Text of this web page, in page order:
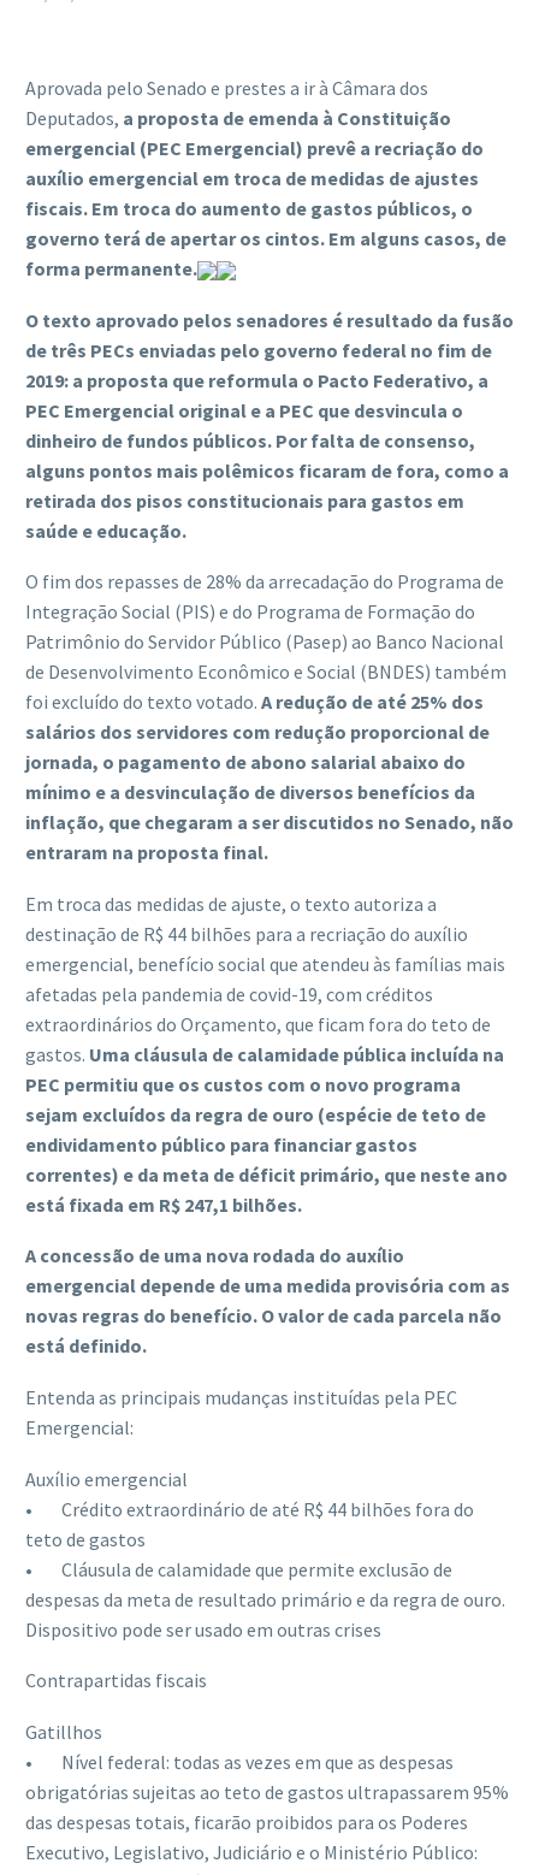
Aprovada pelo Senado e prestes a ir à Câmara dos
Deputados, a proposta de emenda à Constituição
emergencial (PEC Emergencial) prevê a recriação do
auxílio emergencial em troca de medidas de ajustes
fiscais. Em troca do aumento de gastos públicos, o
governo terá de apertar os cintos. Em alguns casos, de
forma permanente.
O texto aprovado pelos senadores é resultado da fusão
de três PECs enviadas pelo governo federal no fim de
2019: a proposta que reformula o Pacto Federativo, a
PEC Emergencial original e a PEC que desvincula o
dinheiro de fundos públicos. Por falta de consenso,
alguns pontos mais polêmicos ficaram de fora, como a
retirada dos pisos constitucionais para gastos em
saúde e educação.
O fim dos repasses de 28% da arrecadação do Programa de
Integração Social (PIS) e do Programa de Formação do
Patrimônio do Servidor Público (Pasep) ao Banco Nacional
de Desenvolvimento Econômico e Social (BNDES) também
foi excluído do texto votado. A redução de até 25% dos
salários dos servidores com redução proporcional de
jornada, o pagamento de abono salarial abaixo do
mínimo e a desvinculação de diversos benefícios da
inflação, que chegaram a ser discutidos no Senado, não
entraram na proposta final.
Em troca das medidas de ajuste, o texto autoriza a
destinação de R$ 44 bilhões para a recriação do auxílio
emergencial, benefício social que atendeu às famílias mais
afetadas pela pandemia de covid-19, com créditos
extraordinários do Orçamento, que ficam fora do teto de
gastos. Uma cláusula de calamidade pública incluída na
PEC permitiu que os custos com o novo programa
sejam excluídos da regra de ouro (espécie de teto de
endividamento público para financiar gastos
correntes) e da meta de déficit primário, que neste ano
está fixada em R$ 247,1 bilhões.
A concessão de uma nova rodada do auxílio
emergencial depende de uma medida provisória com as
novas regras do benefício. O valor de cada parcela não
está definido.
Entenda as principais mudanças instituídas pela PEC
Emergencial:
Auxílio emergencial
• Crédito extraordinário de até R$ 44 bilhões fora do
teto de gastos
• Cláusula de calamidade que permite exclusão de
despesas da meta de resultado primário e da regra de ouro.
Dispositivo pode ser usado em outras crises
Contrapartidas fiscais
Gatillhos
• Nível federal: todas as vezes em que as despesas
obrigatórias sujeitas ao teto de gastos ultrapassarem 95%
das despesas totais, ficarão proibidos para os Poderes
Executivo, Legislativo, Judiciário e o Ministério Público: